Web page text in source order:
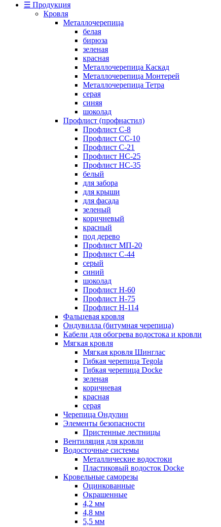
☰ Продукция
Кровля
Металлочерепица
белая
бирюза
зеленая
красная
Металлочерепица Каскад
Металлочерепица Монтерей
Металлочерепица Тетра
серая
синяя
шоколад
Профлист (профнастил)
Профлист С-8
Профлист СС-10
Профлист C-21
Профлист НС-25
Профлист НС-35
белый
для забора
для крыши
для фасада
зеленый
коричневый
красный
под дерево
Профлист МП-20
Профлист С-44
серый
синий
шоколад
Профлист Н-60
Профлист Н-75
Профлист H-114
Фальцевая кровля
Ондувилла (битумная черепица)
Кабели для обогрева водостока и кровли
Мягкая кровля
Мягкая кровля Шинглас
Гибкая черепица Tegola
Гибкая черепица Docke
зеленая
коричневая
красная
серая
Черепица Ондулин
Элементы безопасности
Пристенные лестницы
Вентиляция для кровли
Водосточные системы
Металлические водостоки
Пластиковый водосток Docke
Кровельные саморезы
Оцинкованные
Окрашенные
4,2 мм
4,8 мм
5,5 мм